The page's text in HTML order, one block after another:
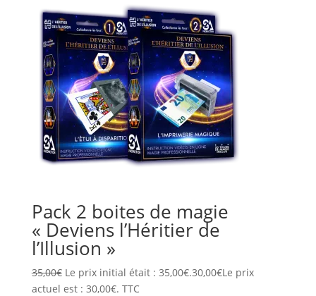
Pack 2 boites de magie
« Deviens l’Héritier de
l’Illusion »
35,00€ Le prix initial était : 35,00€.30,00€Le prix
actuel est : 30,00€. TTC